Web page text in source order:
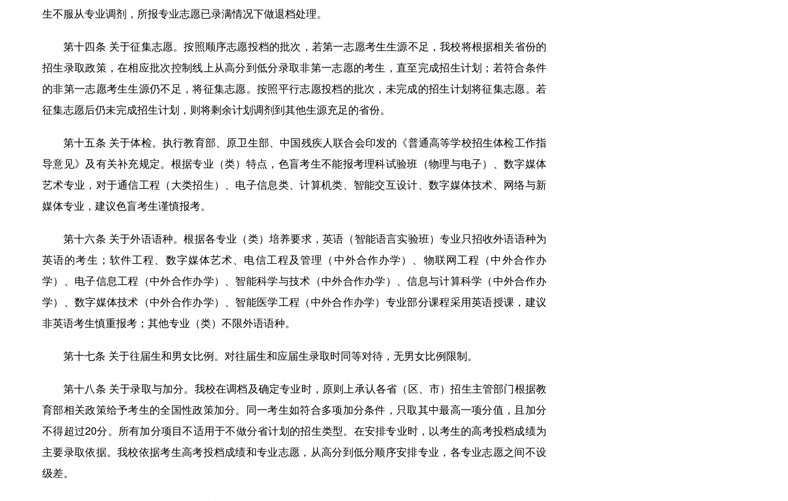
生不服从专业调剂，所报专业志愿已录满情况下做退档处理。
第十四条 关于征集志愿。按照顺序志愿投档的批次，若第一志愿考生生源不足，我校将根据相关省份的
招生录取政策，在相应批次控制线上从高分到低分录取非第一志愿的考生，直至完成招生计划；若符合条件
的非第一志愿考生生源仍不足，将征集志愿。按照平行志愿投档的批次，未完成的招生计划将征集志愿。若
征集志愿后仍未完成招生计划，则将剩余计划调剂到其他生源充足的省份。
第十五条 关于体检。执行教育部、原卫生部、中国残疾人联合会印发的《普通高等学校招生体检工作指
导意见》及有关补充规定。根据专业（类）特点，色盲考生不能报考理科试验班（物理与电子）、数字媒体
艺术专业，对于通信工程（大类招生）、电子信息类、计算机类、智能交互设计、数字媒体技术、网络与新
媒体专业，建议色盲考生谨慎报考。
第十六条 关于外语语种。根据各专业（类）培养要求，英语（智能语言实验班）专业只招收外语语种为
英语的考生；软件工程、数字媒体艺术、电信工程及管理（中外合作办学）、物联网工程（中外合作办
学）、电子信息工程（中外合作办学）、智能科学与技术（中外合作办学）、信息与计算科学（中外合作办
学）、数字媒体技术（中外合作办学）、智能医学工程（中外合作办学）专业部分课程采用英语授课，建议
非英语考生慎重报考；其他专业（类）不限外语语种。
第十七条 关于往届生和男女比例。对往届生和应届生录取时同等对待，无男女比例限制。
第十八条 关于录取与加分。我校在调档及确定专业时，原则上承认各省（区、市）招生主管部门根据教
育部相关政策给予考生的全国性政策加分。同一考生如符合多项加分条件，只取其中最高一项分值，且加分
不得超过20分。所有加分项目不适用于不做分省计划的招生类型。在安排专业时，以考生的高考投档成绩为
主要录取依据。我校依据考生高考投档成绩和专业志愿，从高分到低分顺序安排专业，各专业志愿之间不设
级差。